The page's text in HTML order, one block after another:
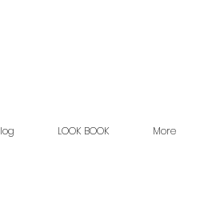
LOOK BOOK More